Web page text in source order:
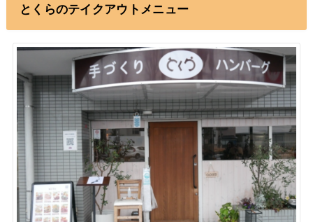
とくらのテイクアウトメニュー